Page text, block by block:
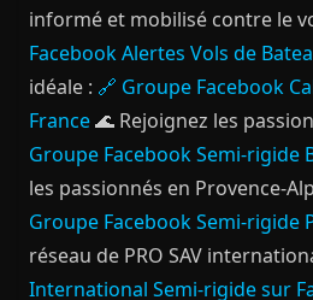
informé et mobilisé contre le
Facebook Alertes Vols de
idéale : 🔗 Groupe Facebook
France🌊 Rejoignez les
Groupe Facebook Semi-rigide
les passionnés en Provence-
Groupe Facebook Semi-rigide
réseau de PRO SAV
International Semi-rigide sur